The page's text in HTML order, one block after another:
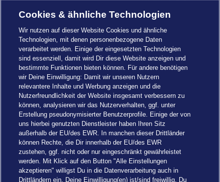
Einstellungen
Cookies & ähnliche Technologien
Wir nutzen auf dieser Website Cookies und ähnliche
Technologien, mit denen personenbezogene Daten
verarbeitet werden. Einige der eingesetzten Technologien
sind essenziell, damit wird Dir diese Website anzeigen und
bestimmte Funktionen bieten können. Für andere benötigen
wir Deine Einwilligung: Damit wir unseren Nutzern
relevantere Inhalte und Werbung anzeigen und die
Nutzerfreundlichkeit der Website insgesamt verbessern zu
können, analysieren wir das Nutzerverhalten, ggf. unter
Erstellung pseudonymisierter Benutzerprofile. Einige der von
uns hierbei genutzten Dienstleister haben Ihren Sitz
außerhalb der EU/des EWR. In manchen dieser Drittländer
können Rechte, die Dir innerhalb der EU/des EWR
zustehen, ggf. nicht oder nur eingeschränkt gewährleistet
werden. Mit Klick auf den Button "Alle Einstellungen
akzeptieren" willigst Du in die Datenverarbeitung auch in
Drittländern ein. Deine Einwilligung(en) ist/sind freiwillig. Du